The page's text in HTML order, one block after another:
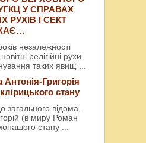
У СПРАВАХ
РУХІВ І СЕКТ
незалежності
релігійні рухи.
таких явищ
Григорія
стану
відома,
(в миру Роман
стану